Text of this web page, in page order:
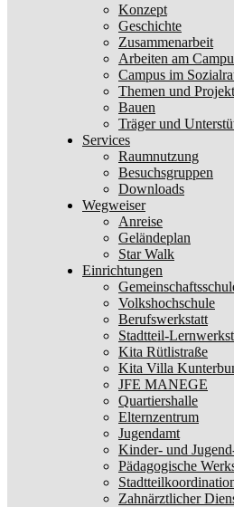
Konzept
Geschichte
Zusammenarbeit
Arbeiten am
Campus im
Themen und
Bauen
Träger und
Services
Raumnutzung
Besuchsgruppen
Downloads
Wegweiser
Anreise
Geländeplan
Star Walk
Einrichtungen
Volkshochschule
Berufswerkstatt
Stadtteil-
Kita Rütlistraße
Kita Villa
JFE MANEGE
Quartiershalle
Elternzentrum
Jugendamt
Kinder- und
Pädagogische
Zahnärztlicher